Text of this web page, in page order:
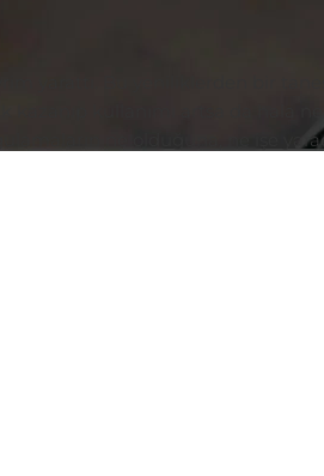
yarattı. Bu yeniliklerden bir
kullanımı artsa da hala
ne olduğuna, ne işe